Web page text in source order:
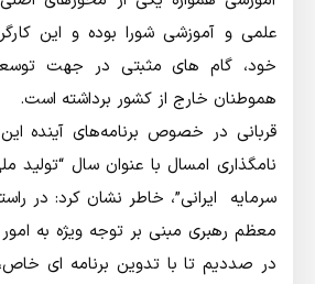
علمی و آموزشي شورا بوده و این
خود، گام های مثبتی در جهت
هموطنان خارج از کشور برداشته است.
قربانی در خصوص برنامه‌های آینده این
نامگذاری امسال با عنوان سال “تولید
سرمایه ایرانی”، خاطر نشان کرد: در
معظم رهبری مبنی بر توجه ویژه به امور
در صددیم تا با تدوین برنامه ای